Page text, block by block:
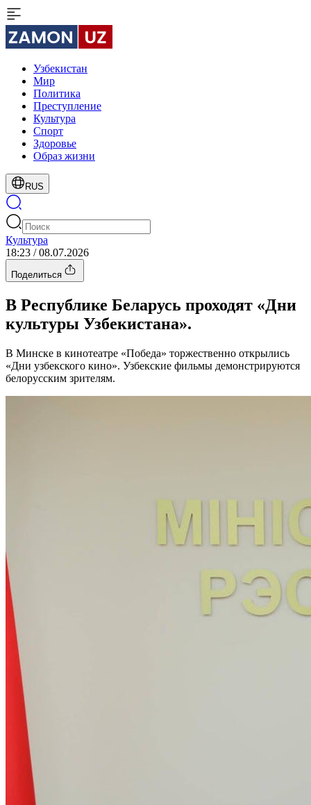
Узбекистан
Мир
Политика
Преступление
Культура
Спорт
Здоровье
Образ жизни
RUS
Культура
18:23 / 08.07.2026
Поделиться
В Республике Беларусь проходят «Дни
культуры Узбекистана».
В Минске в кинотеатре «Победа» торжественно открылись
«Дни узбекского кино». Узбекские фильмы демонстрируются
белорусским зрителям.